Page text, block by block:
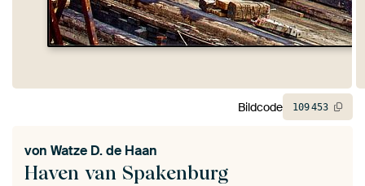
Haven van Spakenburg
von Watze D. de Haan
Bildcode 109453